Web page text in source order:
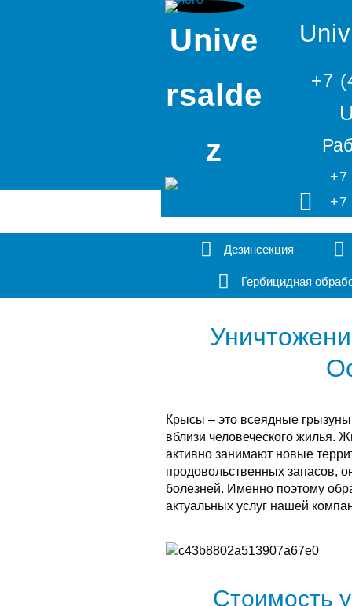
Unive
rsalde
z
+7
+7
+7
Дезинсекция
Гербицидная
Крысы – это всеядные
вблизи человеческого жилья.
активно занимают новые
продовольственных запасов,
болезней. Именно поэтому
актуальных услуг нашей
Стоимость